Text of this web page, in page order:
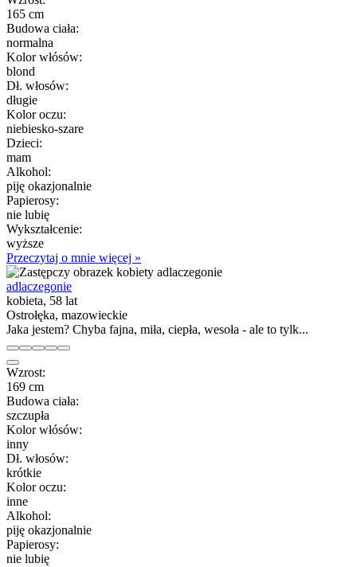
165 cm
Budowa ciała:
normalna
Kolor włósów:
blond
Dł. włosów:
długie
Kolor oczu:
niebiesko-szare
Dzieci:
mam
Alkohol:
piję okazjonalnie
Papierosy:
nie lubię
Wykształcenie:
wyższe
Przeczytaj o mnie więcej »
adlaczegonie
kobieta, 58 lat
Ostrołęka, mazowieckie
Jaka jestem? Chyba fajna, miła, ciepła, wesoła - ale to tylk...
Wzrost:
169 cm
Budowa ciała:
szczupła
Kolor włósów:
inny
Dł. włosów:
krótkie
Kolor oczu:
inne
Alkohol:
piję okazjonalnie
Papierosy:
nie lubię